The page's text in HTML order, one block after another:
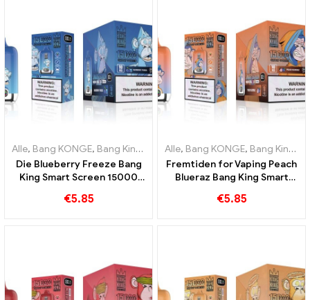
Alle, Bang KONGE, Bang King Smart skærm 15000 Puff ,Engangs
Die Blueberry Freeze Bang
King Smart Screen 15000
€5.85
Alle, Bang KONGE, Bang King Smart skærm 15000 Puff
Fremtiden for Vaping Peach
Blueraz Bang King Smart
€5.85